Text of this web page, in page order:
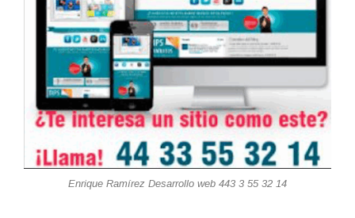
Enrique Ramírez Desarrollo web 443 3 55 32 14